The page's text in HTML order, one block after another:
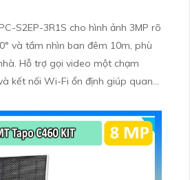
S2EP-3R1S cho hình ảnh 3MP rõ
và tầm nhìn ban đêm 10m, phù
chạm
kết nối Wi-Fi ổn định giúp quan
mây dễ lắp đặt cho gia đình và văn